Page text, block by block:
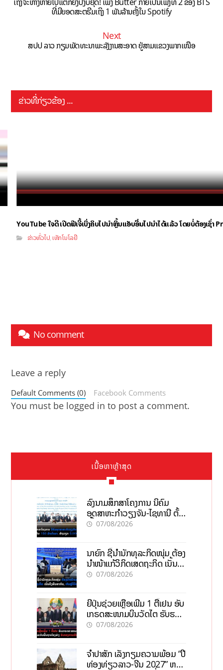
ທີ່ມີຍອດສະຕຣີມເຖິງ 1 ພັນລ້ານຄັ້ງໃນ Spotify
Next
ສປປ ລາວ ກຽມພັດທະນາພະລັງງານສະອາດ ຢູ່ສາມແຂວງພາກເໜືອ
ຂ່າວທີ່ກ່ຽວຂ້ອງ ...
YouTube ໃຈດີ ເປີດຟີເຈີ້ເບິ່ງຄິບໄປນຳຫຼິ້ນແອັບອື່ນໄປນຳໄດ້ແລ້ວ ໂດຍບໍ່ຕ້ອງເຊົ່າ
ຂ່າວທົ່ວໄປ ,ເທັກໂນໂລຢີ
No comment
Leave a reply
Default Comments (0) Facebook Comments
You must be logged in to post a comment.
ເນື້ອຫາຫຼ້າສຸດ
ລົງນາມສຶກສາໂຄງການ ນິຄົມ
ອຸດສາຫະກຳວຽງຈັນ-ໄຊທານີ ຕັ້ງ
ເປົ້າດຶງທຶນ 150 ລ້ານໂດລາ, ສ້າງ
07/08/2026
ນາຍົກ ຊີ້ນຳນັກທຸລະກິດໜຸ່ມ ຕ້ອງ
ນຳໜ້າແກ້ວິກິດເສດຖະກິດ ເນັ້ນດຶງ
ທຶນສາກົນ, ຫັນສູ່ດິຈິຕອນ
07/08/2026
ຍີ່ປຸ່ນຊ່ວຍເຫຼືອເພີ່ມ 1 ຕື້ເຢນ ອັບ
ເກຣດສະໜາມບິນວັດໄຕ ຮັບຮອງ
ການເຕີບໂຕ
07/08/2026
ຈຳປາສັກ ເລັ່ງກຽມຄວາມພ້ອມ “ປີ
ທ່ອງທ່ຽວລາວ-ຈີນ 2027” ຫວັງ